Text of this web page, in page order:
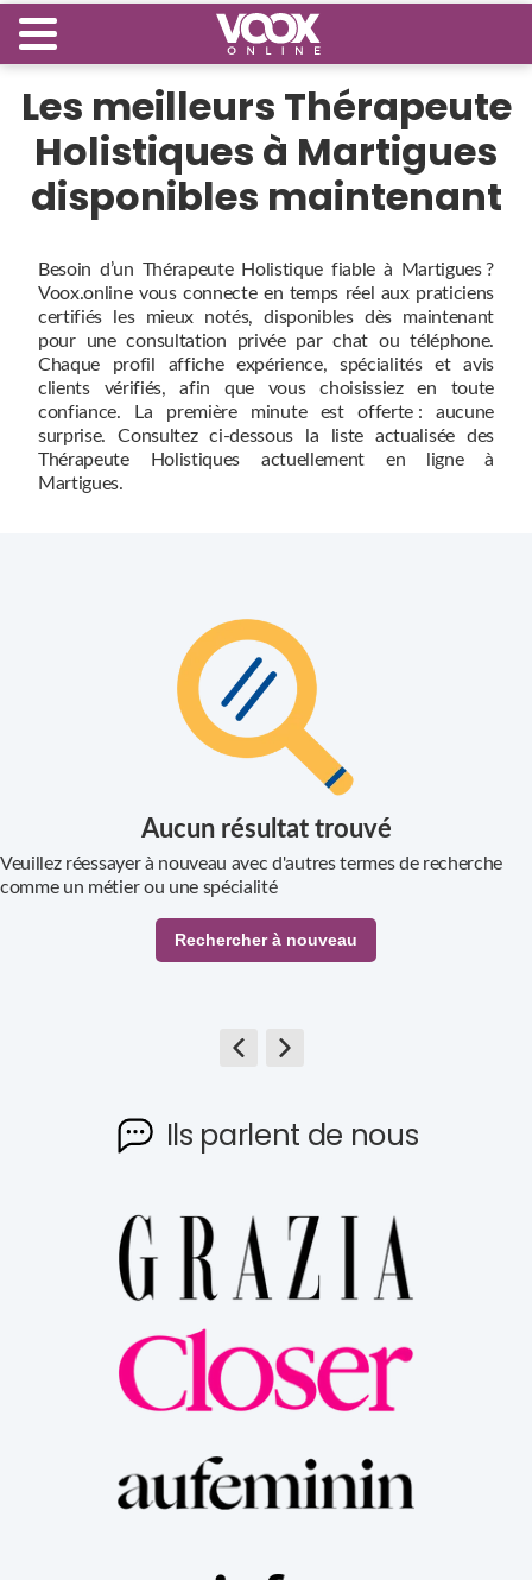
Les meilleurs Thérapeute
Holistiques à Martigues
disponibles maintenant
Besoin d’un Thérapeute Holistique fiable à Martigues ?
Voox.online vous connecte en temps réel aux praticiens
certifiés les mieux notés, disponibles dès maintenant
pour une consultation privée par chat ou téléphone.
Chaque profil affiche expérience, spécialités et avis
clients vérifiés, afin que vous choisissiez en toute
confiance. La première minute est offerte : aucune
surprise. Consultez ci‑dessous la liste actualisée des
Thérapeute Holistiques actuellement en ligne à
Martigues.
Aucun résultat trouvé
Veuillez réessayer à nouveau avec d'autres termes de recherche
comme un métier ou une spécialité
Rechercher à nouveau
Ils parlent de nous